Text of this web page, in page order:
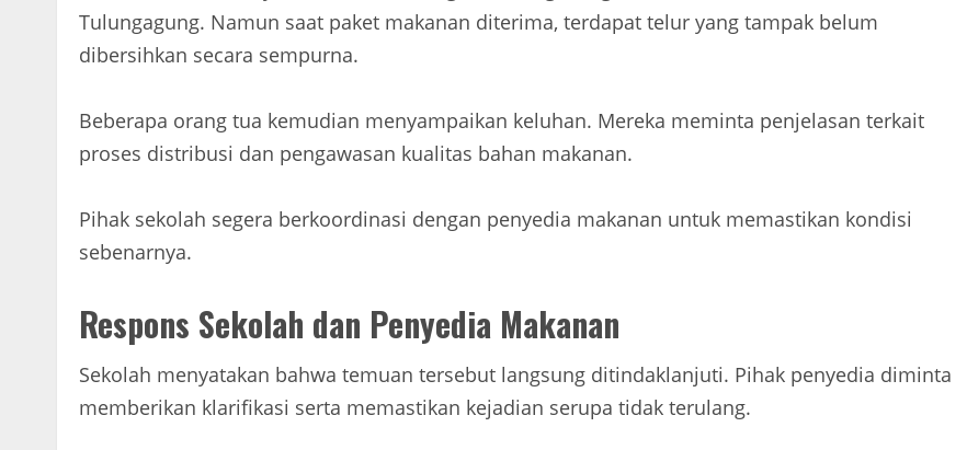
Tulungagung. Namun saat paket makanan diterima, terdapat telur yang tampak belum
dibersihkan secara sempurna.
Beberapa orang tua kemudian menyampaikan keluhan. Mereka meminta penjelasan terkait
proses distribusi dan pengawasan kualitas bahan makanan.
Pihak sekolah segera berkoordinasi dengan penyedia makanan untuk memastikan kondisi
sebenarnya.
Respons Sekolah dan Penyedia Makanan
Sekolah menyatakan bahwa temuan tersebut langsung ditindaklanjuti. Pihak penyedia diminta
memberikan klarifikasi serta memastikan kejadian serupa tidak terulang.